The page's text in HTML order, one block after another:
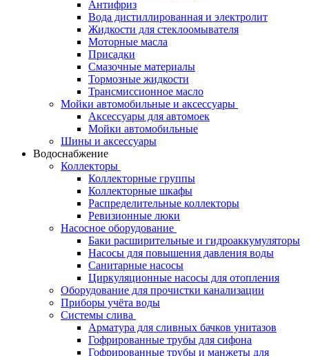
Антифриз
Вода дистиллированная и электролит
Жидкости для стеклоомывателя
Моторные масла
Присадки
Смазочные материалы
Тормозные жидкости
Трансмиссионное масло
Мойки автомобильные и аксессуары
Аксессуары для автомоек
Мойки автомобильные
Шины и аксессуары
Водоснабжение
Коллекторы
Коллекторные группы
Коллекторные шкафы
Распределительные коллекторы
Ревизионные люки
Насосное оборудование
Баки расширительные и гидроаккумуляторы
Насосы для повышения давления воды
Санитарные насосы
Циркуляционные насосы для отопления
Оборудование для прочистки канализации
Приборы учёта воды
Системы слива
Арматура для сливных бачков унитазов
Гофрированные трубы для сифона
Гофрированные трубы и манжеты для